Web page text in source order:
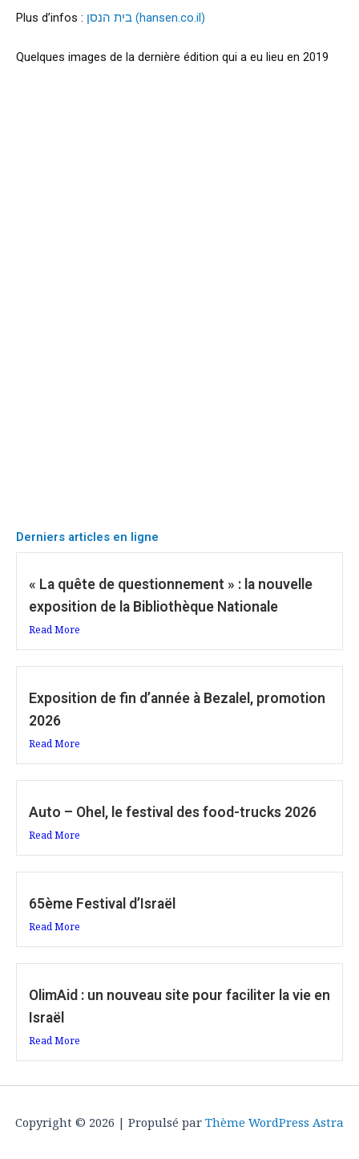
Plus d’infos : בית הנסן (hansen.co.il)
Quelques images de la dernière édition qui a eu lieu en 2019
Derniers articles en ligne
« La quête de questionnement » : la nouvelle
exposition de la Bibliothèque Nationale
Read More
Exposition de fin d’année à Bezalel, promotion
2026
Read More
Auto – Ohel, le festival des food-trucks 2026
Read More
65ème Festival d’Israël
Read More
OlimAid : un nouveau site pour faciliter la vie en
Israël
Read More
Copyright © 2026 | Propulsé par Thème WordPress Astra